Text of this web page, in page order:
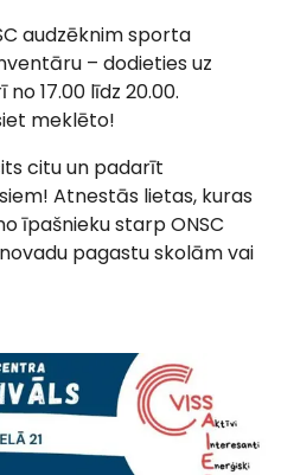
audzēknim sporta
– dodieties uz
17.00 līdz 20.00.
meklēto!
citu un padarīt
Atnestās lietas, kuras
īpašnieku starp ONSC
pagastu skolām vai